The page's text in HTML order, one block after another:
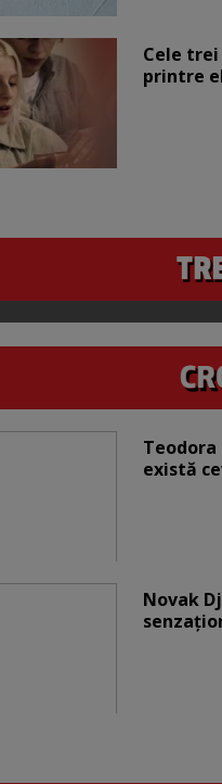
Cele
printre
Teodora
există
Novak